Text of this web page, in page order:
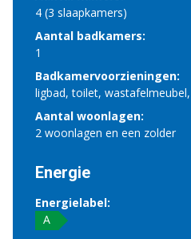
4 (3 slaapkamers)
Aantal badkamers:
1
Badkamervoorzieningen:
ligbad, toilet,
Aantal woonlagen:
2 woonlagen en een zolder
Energie
Energielabel:
A